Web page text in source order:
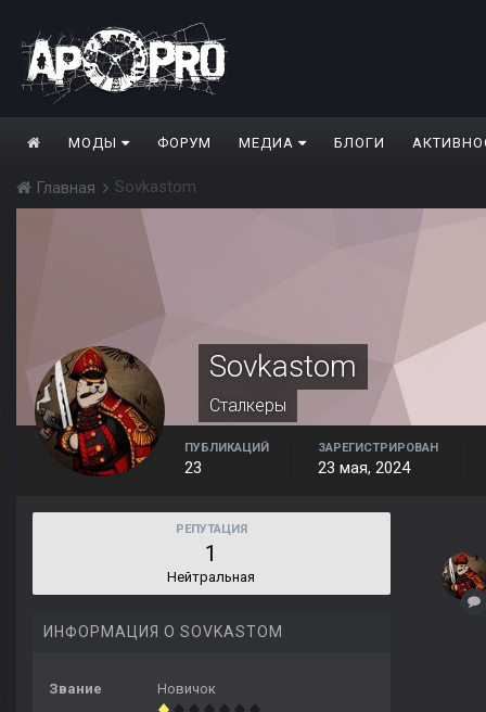
МОДЫ ФОРУМ МЕДИА БЛОГИ
Главная Sovkastom
Sovkastom
Сталкеры
ПУБЛИКАЦИЙ
23
ЗАРЕГИСТРИРОВАН
23 мая, 2024
РЕПУТАЦИЯ
1
Нейтральная
ИНФОРМАЦИЯ О SOVKASTOM
Звание Новичок